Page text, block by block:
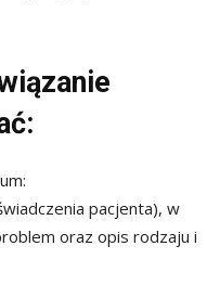
pacjenta), w
oraz opis rodzaju i